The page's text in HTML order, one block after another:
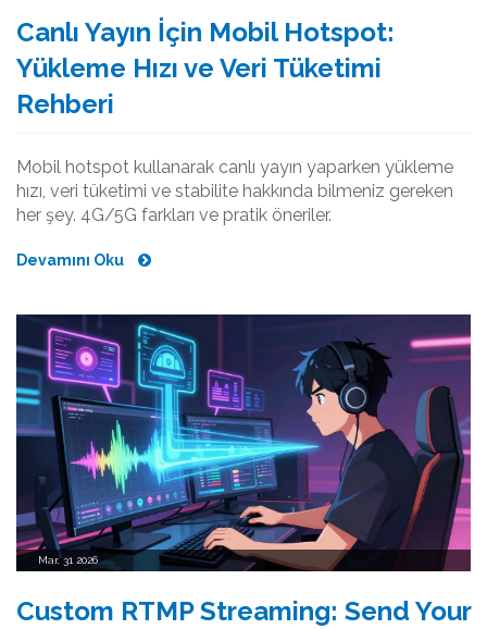
Canlı Yayın İçin Mobil Hotspot:
Yükleme Hızı ve Veri Tüketimi
Rehberi
Mobil hotspot kullanarak canlı yayın yaparken yükleme
hızı, veri tüketimi ve stabilite hakkında bilmeniz gereken
her şey. 4G/5G farkları ve pratik öneriler.
Devamını Oku
Mar, 31 2026
Custom RTMP Streaming: Send Your